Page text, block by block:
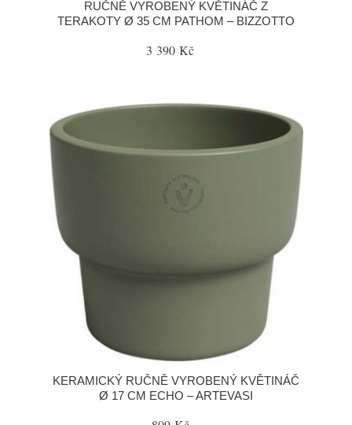
RUČNĚ VYROBENÝ KVĚTINÁČ Z
TERAKOTY Ø 35 CM PATHOM – BIZZOTTO
3 390 Kč
KERAMICKÝ RUČNĚ VYROBENÝ KVĚTINÁČ
Ø 17 CM ECHO – ARTEVASI